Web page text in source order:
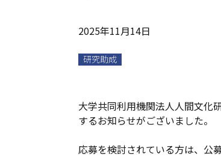
2025年11月14日
研究助成
大学共同利用機関法人人間文化
するお知らせがございました。
応募を検討されている方は、公